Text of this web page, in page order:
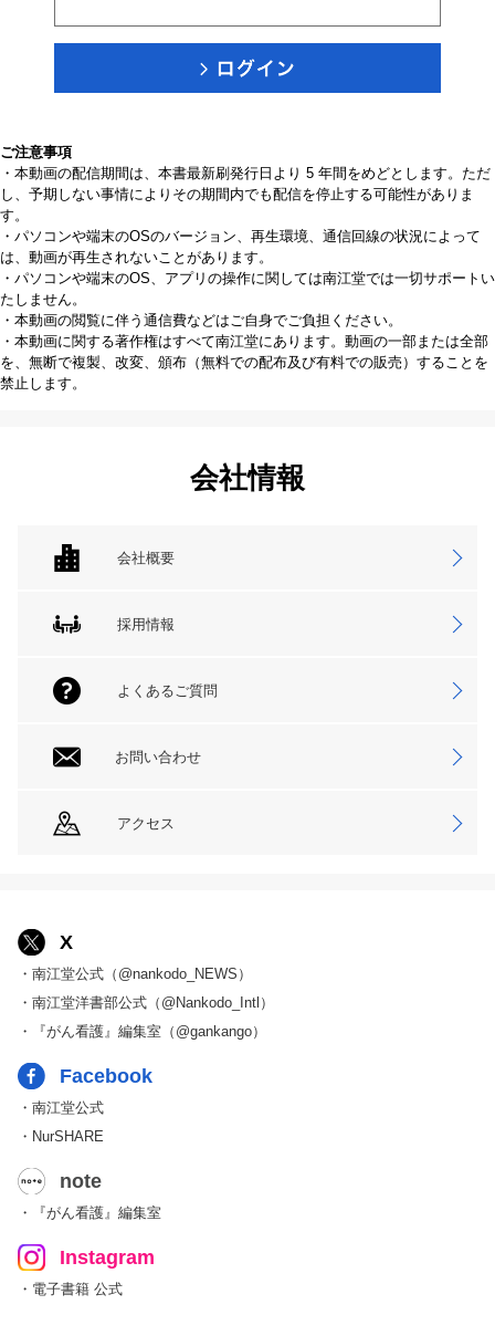
ご注意事項
・本動画の配信期間は、本書最新刷発行日より 5 年間をめどとします。ただ
し、予期しない事情によりその期間内でも配信を停止する可能性がありま
す。
・パソコンや端末のOSのバージョン、再生環境、通信回線の状況によって
は、動画が再生されないことがあります。
・パソコンや端末のOS、アプリの操作に関しては南江堂では一切サポートい
たしません。
・本動画の閲覧に伴う通信費などはご自身でご負担ください。
・本動画に関する著作権はすべて南江堂にあります。動画の一部または全部
を、無断で複製、改変、頒布（無料での配布及び有料での販売）することを
禁止します。
会社情報
会社概要
採用情報
よくあるご質問
お問い合わせ
アクセス
X
・南江堂公式（@nankodo_NEWS）
・南江堂洋書部公式（@Nankodo_Intl）
・『がん看護』編集室（@gankango）
Facebook
・南江堂公式
・NurSHARE
note
・『がん看護』編集室
Instagram
・電子書籍 公式